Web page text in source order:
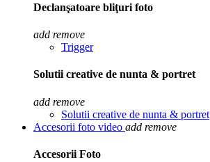
Declanşatoare bliţuri foto
add remove
Trigger
Solutii creative de nunta & portret
add remove
Solutii creative de nunta & portret
Accesorii foto video add remove
Accesorii Foto